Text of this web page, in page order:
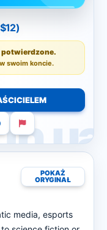
potwierdzone.
swoim koncie.
POKAŻ
ORYGINAŁ
media, esports